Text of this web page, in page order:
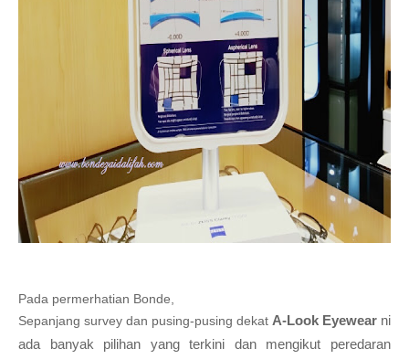
Pada permerhatian Bonde,
Sepanjang survey dan pusing-pusing dekat A-Look Eyewear ni
ada banyak pilihan yang terkini dan mengikut peredaran